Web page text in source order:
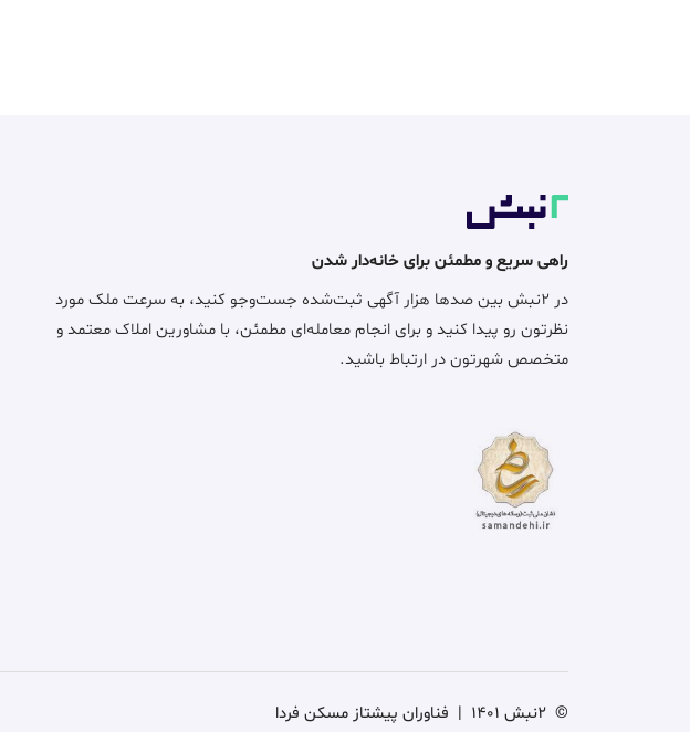
راهی سریع و مطمئن برای خانه‌دار شدن
در ۲نبش بین صدها هزار آگهی ثبت‌شده جست‌وجو کنید، به سرعت ملک مورد
نظرتون رو پیدا کنید و برای انجام معامله‌ای مطمئن، با مشاورین املاک معتمد و
متخصص شهرتون در ارتباط باشید.
© 2نبش 1401 | فناوران پیشتاز مسکن فردا